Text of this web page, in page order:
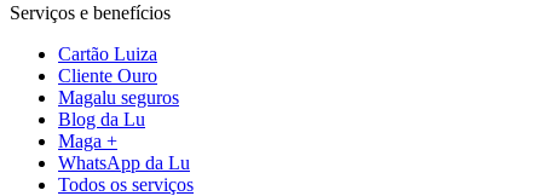
Serviços e benefícios
Cartão Luiza
Cliente Ouro
Magalu seguros
Blog da Lu
Maga +
WhatsApp da Lu
Todos os serviços